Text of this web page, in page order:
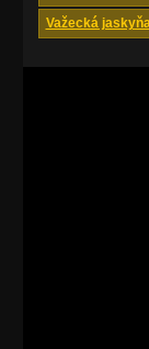
Važecká